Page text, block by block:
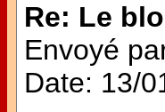
Re: Le
Envoyé
Date: 13/